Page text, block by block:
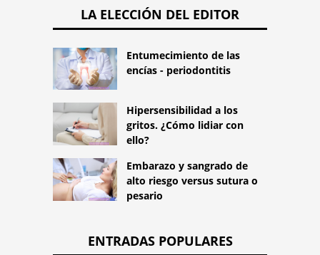
LA ELECCIÓN DEL EDITOR
Entumecimiento de las
encías - periodontitis
Hipersensibilidad a los
gritos. ¿Cómo lidiar con
ello?
Embarazo y sangrado de
alto riesgo versus sutura o
pesario
ENTRADAS POPULARES